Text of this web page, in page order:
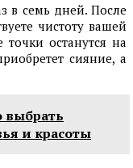
в семь дней. После
чистоту вашей
останутся на
сияние, а
выбрать
и красоты